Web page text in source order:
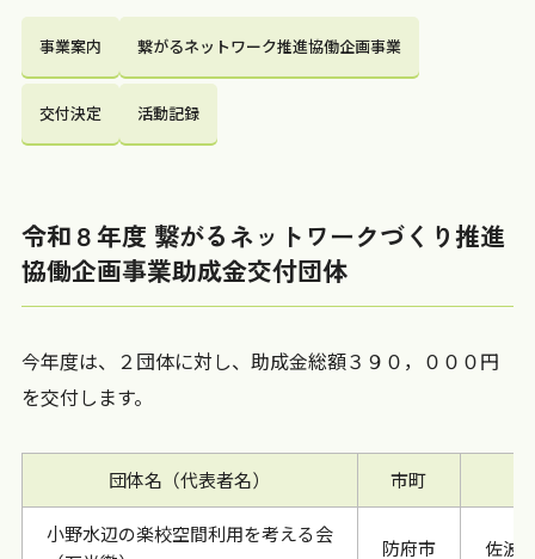
事業案内 繋がるネットワーク推進協働企画事業
交付決定 活動記録
令和８年度 繋がるネットワークづくり推進
協働企画事業助成金交付団体
今年度は、２団体に対し、助成金総額３９０，０００円
を交付します。
団体名（代表者名） 市町
小野水辺の楽校空間利用を考える会
防府市 佐波